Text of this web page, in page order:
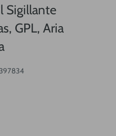
Sigillante
GPL, Aria